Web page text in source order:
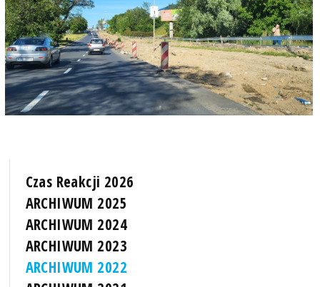
Czas Reakcji 2026
ARCHIWUM 2025
ARCHIWUM 2024
ARCHIWUM 2023
ARCHIWUM 2022